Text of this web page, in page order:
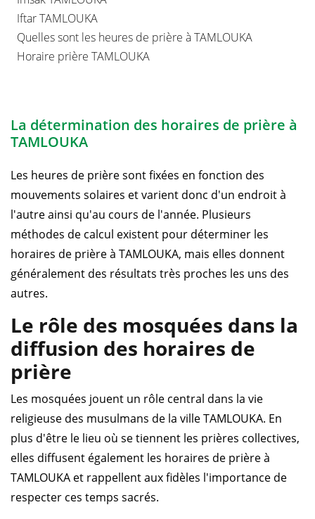
Iftar TAMLOUKA
Quelles sont les heures de prière à TAMLOUKA
Horaire prière TAMLOUKA
La détermination des horaires de prière à
TAMLOUKA
Les heures de prière sont fixées en fonction des
mouvements solaires et varient donc d'un endroit à
l'autre ainsi qu'au cours de l'année. Plusieurs
méthodes de calcul existent pour déterminer les
horaires de prière à TAMLOUKA, mais elles donnent
généralement des résultats très proches les uns des
autres.
Le rôle des mosquées dans la
diffusion des horaires de
prière
Les mosquées jouent un rôle central dans la vie
religieuse des musulmans de la ville TAMLOUKA. En
plus d'être le lieu où se tiennent les prières collectives,
elles diffusent également les horaires de prière à
TAMLOUKA et rappellent aux fidèles l'importance de
respecter ces temps sacrés.